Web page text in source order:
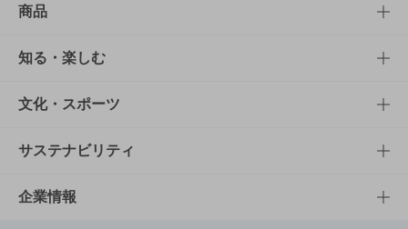
商品
商品TOP
商品一覧
商品発売情報
栄養成分一覧
知る・楽しむ
知る・楽しむTOP
キャンペーン
工場見学
文化・スポーツ
文化・スポーツTOP
サントリーホール
サステナビリティ
サステナビリティTOP
企業情報